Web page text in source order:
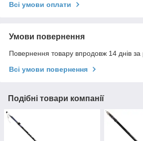
Всі умови оплати
Умови повернення
Повернення товару впродовж 14 днів за
Всі умови повернення
Подібні товари компанії